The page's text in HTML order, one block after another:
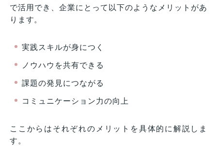
で活用でき、企業にとって以下のようなメリットがあ
ります。
実践スキルが身につく
ノウハウを共有できる
課題の発見につながる
コミュニケーション力の向上
ここからはそれぞれのメリットを具体的に解説しま
す。